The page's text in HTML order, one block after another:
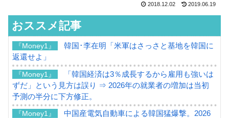
2018.12.02 2019.06.19
おススメ記事
『Money1』
韓国･李在明「米軍はさっさと基地を韓国に
返還せよ」
『Money1』
「韓国経済は3％成長するから雇用も強いは
ずだ」という見方は誤り ⇒ 2026年の就業者の増加は当初
予測の半分に下方修正。
『Money1』
中国産電気自動車による韓国猛爆撃。2026